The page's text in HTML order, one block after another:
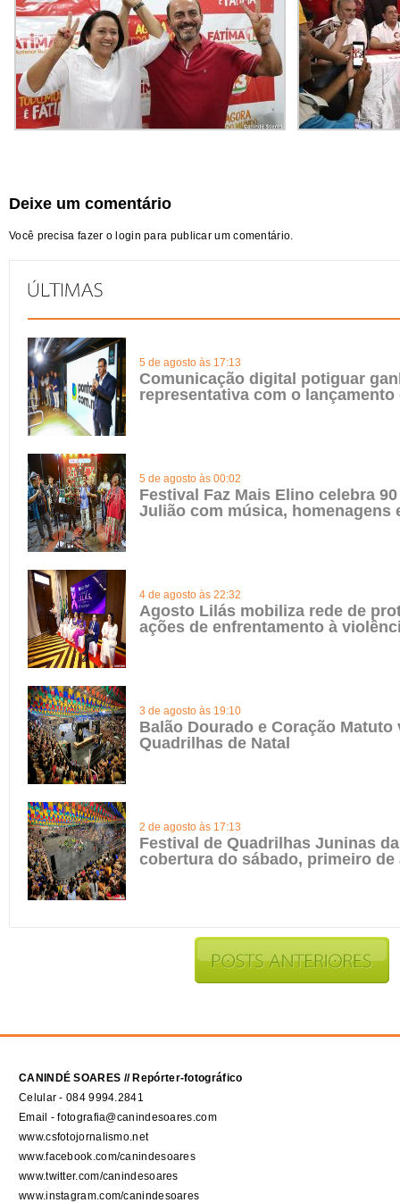
Deixe um comentário
Você precisa fazer o login para publicar um comentário.
5 de agosto às 17:13
Comunicação digital potiguar
representativa com o lançamento
5 de agosto às 00:02
Festival Faz Mais Elino celebra
Julião com música, homenagens
4 de agosto às 22:32
Agosto Lilás mobiliza rede de
ações de enfrentamento à
3 de agosto às 19:10
Balão Dourado e Coração Matuto
Quadrilhas de Natal
2 de agosto às 17:13
Festival de Quadrilhas Juninas
cobertura do sábado, primeiro de
CANINDÉ SOARES // Repórter-fotográfico
Celular - 084 9994.2841
Email - fotografia@canindesoares.com
www.csfotojornalismo.net
www.facebook.com/canindesoares
www.twitter.com/canindesoares
www.instagram.com/canindesoares